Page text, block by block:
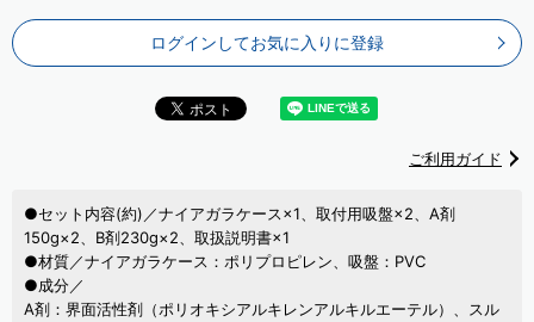
ログインしてお気に入りに登録
ご利用ガイド
●セット内容(約)／ナイアガラケース×1、取付用吸盤×2、A剤
150g×2、B剤230g×2、取扱説明書×1
●材質／ナイアガラケース：ポリプロピレン、吸盤：PVC
●成分／
A剤：界面活性剤（ポリオキシアルキレンアルキルエーテル）、スル